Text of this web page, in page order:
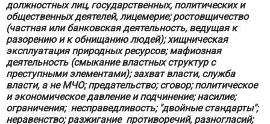
должностных лиц, государственных, политических и
общественных деятелей, лицемерие; ростовщичество
(частная или банковская деятельность, ведущая к
разорению и к обнищанию людей); хищническая
эксплуатация природных ресурсов; мафиозная
деятельность (смыкание властных структур с
преступными элементами); захват власти, служба
власти, а не МЧО; предательство; сговор; политическое
и экономическое давление и подчинение; насилие;
ограничения; несправедливость; "двойные стандарты";
неравенство; разжигание противоречий, разногласий;